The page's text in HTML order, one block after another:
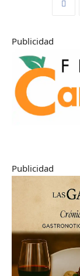
Publicidad
Publicidad